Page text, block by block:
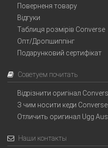
Поверненя товару
Відгуки
Таблиця розмірів Converse
Опт/Дропшиппінг
Подарунковий сертифікат
Советуем почитать
Відрізнити оригінал
З чим носити кеди Converse
Отличить оригинал Ugg
Наши контакты